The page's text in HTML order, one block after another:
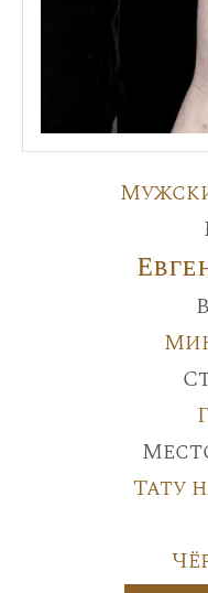
Тату